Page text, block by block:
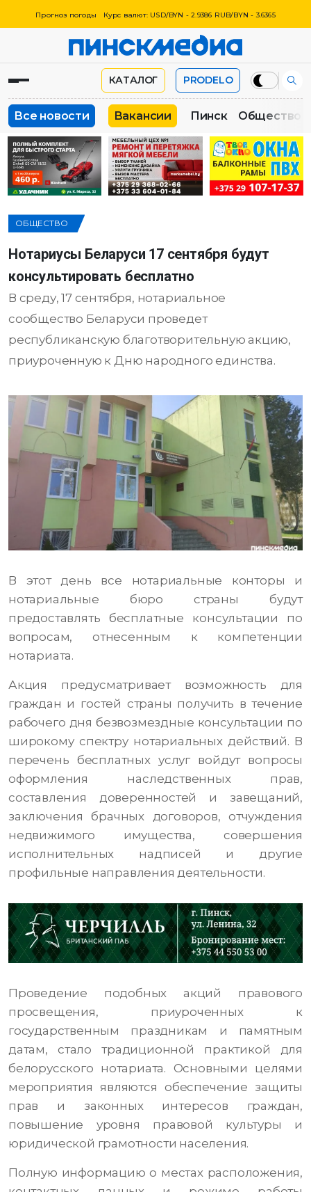
Прогноз погоды Курс валют: USD/BYN - 2.9386 RUB/BYN - 3.6365
КАТАЛОГ PRODELO
Все новости Вакансии Пинск Общество
ОБЩЕСТВО
Нотариусы Беларуси 17 сентября будут
консультировать бесплатно
В среду, 17 сентября, нотариальное
сообщество Беларуси проведет
республиканскую благотворительную акцию,
приуроченную к Дню народного единства.
В этот день все нотариальные конторы и
нотариальные бюро страны будут
предоставлять бесплатные консультации по
вопросам, отнесенным к компетенции
нотариата.
Акция предусматривает возможность для
граждан и гостей страны получить в течение
рабочего дня безвозмездные консультации по
широкому спектру нотариальных действий. В
перечень бесплатных услуг войдут вопросы
оформления наследственных прав,
составления доверенностей и завещаний,
заключения брачных договоров, отчуждения
недвижимого имущества, совершения
исполнительных надписей и другие
профильные направления деятельности.
Проведение подобных акций правового
просвещения, приуроченных к
государственным праздникам и памятным
датам, стало традиционной практикой для
белорусского нотариата. Основными целями
мероприятия являются обеспечение защиты
прав и законных интересов граждан,
повышение уровня правовой культуры и
юридической грамотности населения.
Полную информацию о местах расположения,